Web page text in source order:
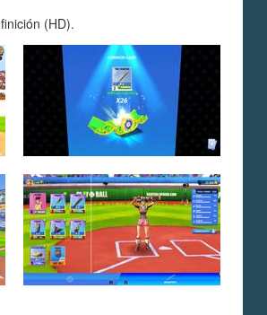
(HD).